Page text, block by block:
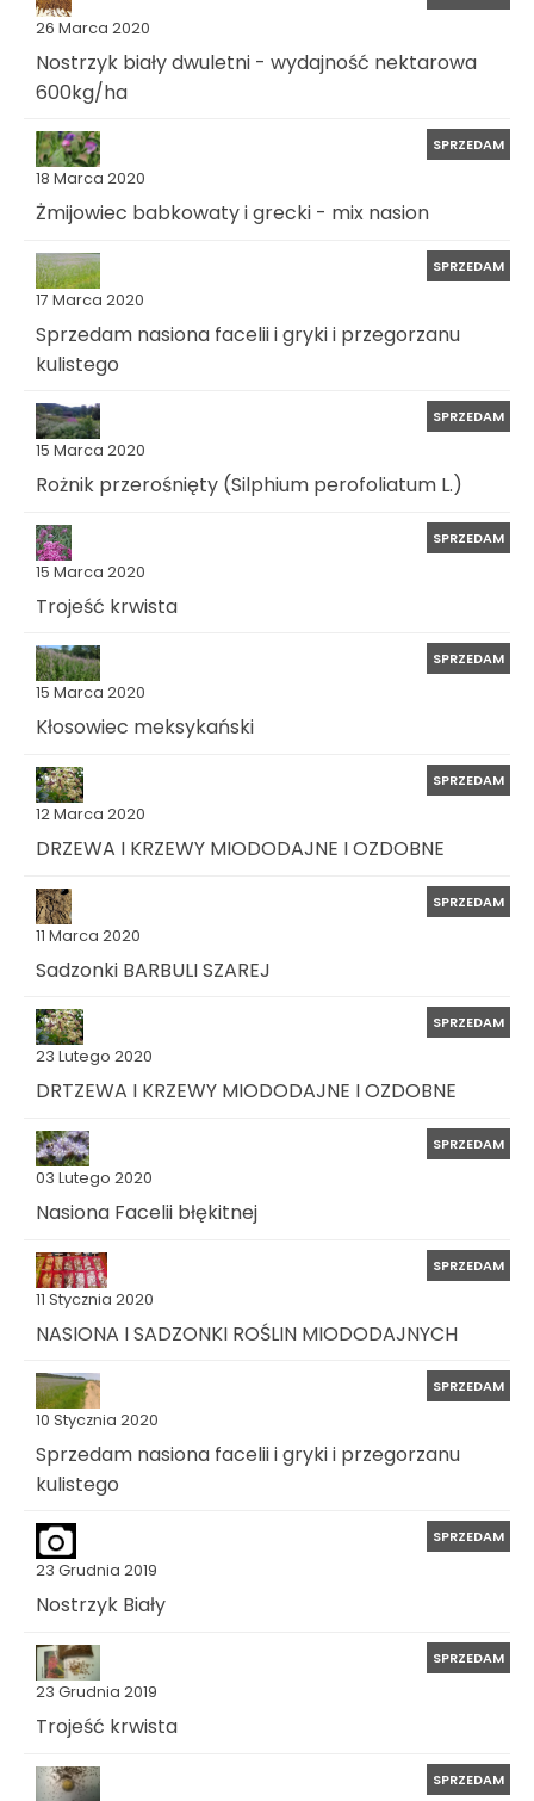
26 Marca 2020
Nostrzyk biały dwuletni - wydajność nektarowa
600kg/ha
18 Marca 2020
SPRZEDAM
Żmijowiec babkowaty i grecki - mix nasion
17 Marca 2020
SPRZEDAM
Sprzedam nasiona facelii i gryki i przegorzanu
kulistego
15 Marca 2020
SPRZEDAM
Rożnik przerośnięty (Silphium perofoliatum L.)
15 Marca 2020
SPRZEDAM
Trojeść krwista
15 Marca 2020
SPRZEDAM
Kłosowiec meksykański
12 Marca 2020
SPRZEDAM
DRZEWA I KRZEWY MIODODAJNE I OZDOBNE
11 Marca 2020
SPRZEDAM
Sadzonki BARBULI SZAREJ
23 Lutego 2020
SPRZEDAM
DRTZEWA I KRZEWY MIODODAJNE I OZDOBNE
03 Lutego 2020
SPRZEDAM
Nasiona Facelii błękitnej
11 Stycznia 2020
SPRZEDAM
NASIONA I SADZONKI ROŚLIN MIODODAJNYCH
10 Stycznia 2020
SPRZEDAM
Sprzedam nasiona facelii i gryki i przegorzanu
kulistego
23 Grudnia 2019
SPRZEDAM
Nostrzyk Biały
23 Grudnia 2019
SPRZEDAM
Trojeść krwista
SPRZEDAM